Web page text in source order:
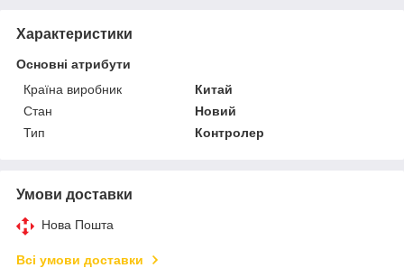
Характеристики
Основні атрибути
Країна виробник
Китай
Стан
Новий
Тип
Контролер
Умови доставки
Нова Пошта
Всі умови доставки